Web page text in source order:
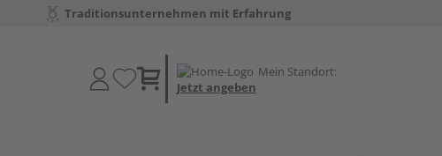
Traditionsunternehmen mit Erfahrung
Mein Standort:
Jetzt angeben